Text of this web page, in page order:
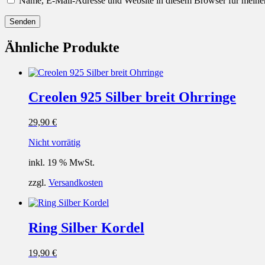
Ähnliche Produkte
Creolen 925 Silber breit Ohrringe
29,90 €
Nicht vorrätig
inkl. 19 % MwSt.
zzgl. Versandkosten
Ring Silber Kordel
19,90 €